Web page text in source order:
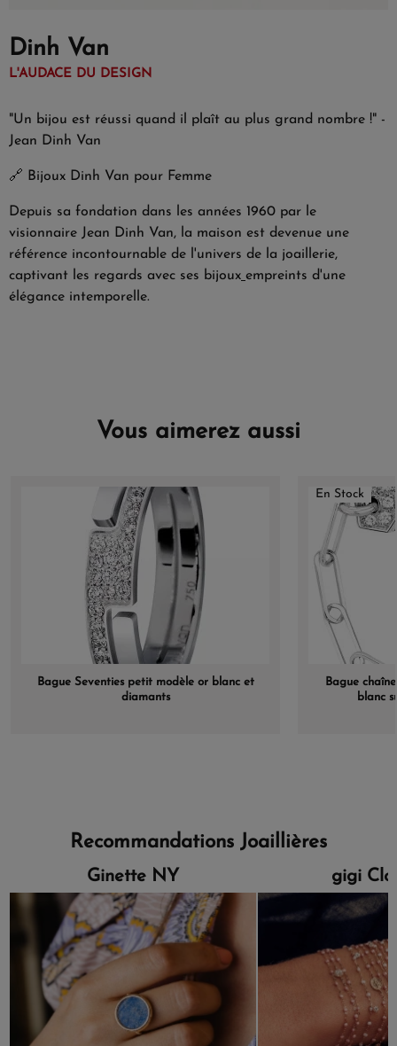
Dinh Van
L'AUDACE DU DESIGN
"Un bijou est réussi quand il plaît au plus grand nombre !" -
Jean Dinh Van
🔗 Bijoux Dinh Van pour Femme
Depuis sa fondation dans les années 1960 par le
visionnaire Jean Dinh Van, la maison est devenue une
référence incontournable de l'univers de la joaillerie,
captivant les regards avec ses bijoux empreints d'une
élégance intemporelle.
Vous aimerez aussi
Bague Seventies petit modèle or blanc et
diamants
En Stock
Bague
blanc
Recommandations Joaillières
Ginette NY gigi